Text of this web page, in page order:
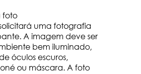
foto
uma fotografia
A imagem deve ser
bem iluminado,
óculos escuros,
ou máscara. A foto